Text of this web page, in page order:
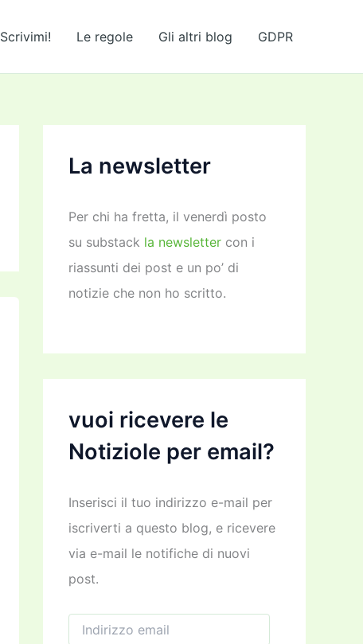
Scrivimi! Le regole Gli altri blog GDPR
La newsletter
Per chi ha fretta, il venerdì posto
su substack la newsletter con i
riassunti dei post e un po’ di
notizie che non ho scritto.
vuoi ricevere le
Notiziole per email?
Inserisci il tuo indirizzo e-mail per
iscriverti a questo blog, e ricevere
via e-mail le notifiche di nuovi
post.